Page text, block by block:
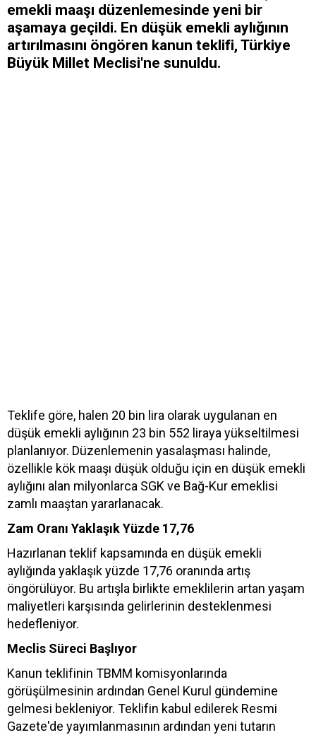
emekli maaşı düzenlemesinde yeni bir
aşamaya geçildi. En düşük emekli aylığının
artırılmasını öngören kanun teklifi, Türkiye
Büyük Millet Meclisi'ne sunuldu.
Teklife göre, halen 20 bin lira olarak uygulanan en
düşük emekli aylığının 23 bin 552 liraya yükseltilmesi
planlanıyor. Düzenlemenin yasalaşması halinde,
özellikle kök maaşı düşük olduğu için en düşük emekli
aylığını alan milyonlarca SGK ve Bağ-Kur emeklisi
zamlı maaştan yararlanacak.
Zam Oranı Yaklaşık Yüzde 17,76
Hazırlanan teklif kapsamında en düşük emekli
aylığında yaklaşık yüzde 17,76 oranında artış
öngörülüyor. Bu artışla birlikte emeklilerin artan yaşam
maliyetleri karşısında gelirlerinin desteklenmesi
hedefleniyor.
Meclis Süreci Başlıyor
Kanun teklifinin TBMM komisyonlarında
görüşülmesinin ardından Genel Kurul gündemine
gelmesi bekleniyor. Teklifin kabul edilerek Resmi
Gazete'de yayımlanmasının ardından yeni tutarın